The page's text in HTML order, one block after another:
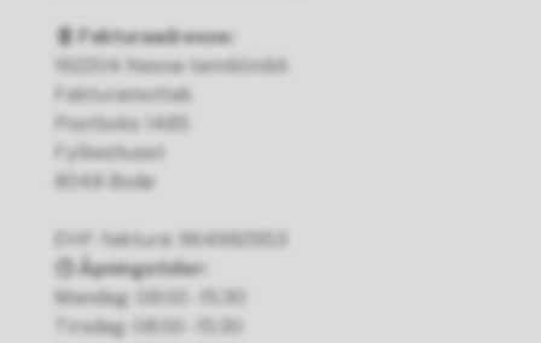
🧾 Fakturaadresse:
162204 Nesna tannklinikk
Fakturamottak
Postboks 1485
Fylkeshuset
8048 Bodø
EHF-faktura: 964982953
🕒 Åpningstider:
Mandag: 08:00 - 15:30
Tirsdag: 08:00 - 15:30